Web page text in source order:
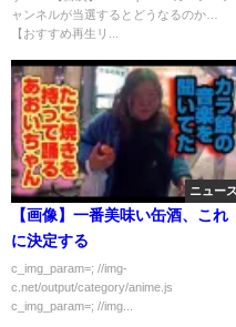
ャンネルが当選するとどうなるのか…
【おすすめ再生リ...
ニュース
【画像】一番美味い缶酒、これ
に決定する
c_img_param=; //img-
c.net/output/category/anime.js
c_img_param=; //img...